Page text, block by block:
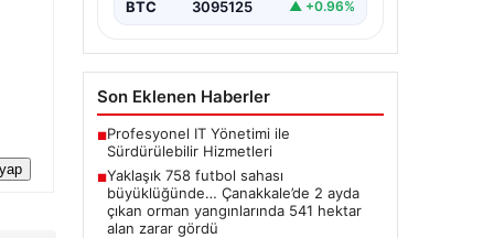
BTC 3095125 ▲ +0.96%
Son Eklenen Haberler
■Profesyonel IT Yönetimi ile
Sürdürülebilir Hizmetleri
■Yaklaşık 758 futbol sahası
büyüklüğünde… Çanakkale’de 2 ayda
çıkan orman yangınlarında 541 hektar
alan zarar gördü